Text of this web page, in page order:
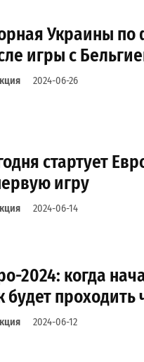
Украины по
игры с
2024-06-26
стартует
игру
2024-06-14
2024: когда
будет проходить
2024-06-12